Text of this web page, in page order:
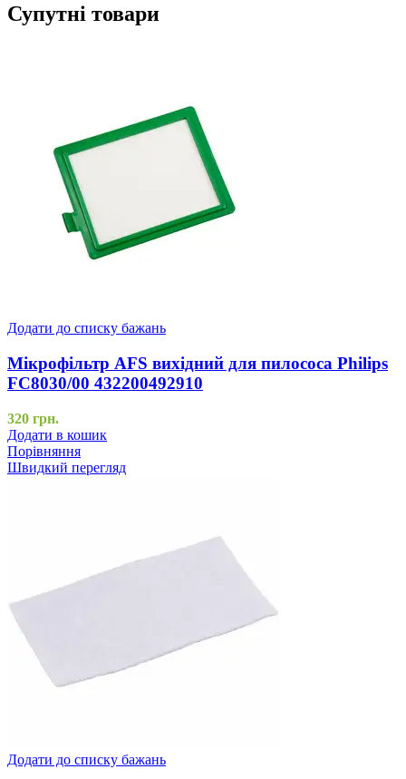
Супутні товари
Додати до списку бажань
Мікрофільтр AFS вихідний для пилососа Philips
FC8030/00 432200492910
320 грн.
Додати в кошик
Порівняння
Швидкий перегляд
Додати до списку бажань